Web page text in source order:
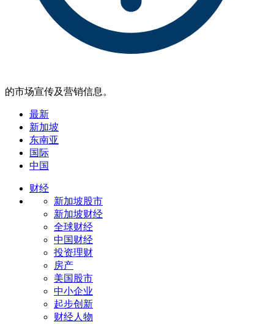
的市场宣传及营销信息。
最新
新加坡
东南亚
国际
中国
财经
新加坡股市
新加坡财经
全球财经
中国财经
投资理财
房产
美国股市
中小企业
起步创新
财经人物